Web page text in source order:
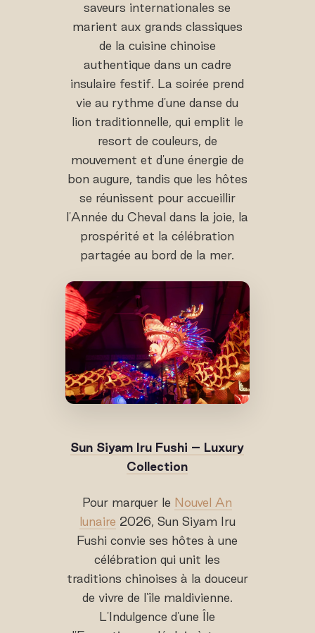
saveurs internationales se
marient aux grands classiques
de la cuisine chinoise
authentique dans un cadre
insulaire festif. La soirée prend
vie au rythme d'une danse du
lion traditionnelle, qui emplit le
resort de couleurs, de
mouvement et d'une énergie de
bon augure, tandis que les hôtes
se réunissent pour accueillir
l'Année du Cheval dans la joie, la
prospérité et la célébration
partagée au bord de la mer.
Sun Siyam Iru Fushi – Luxury
Collection
Pour marquer le Nouvel An
lunaire 2026, Sun Siyam Iru
Fushi convie ses hôtes à une
célébration qui unit les
traditions chinoises à la douceur
de vivre de l'île maldivienne.
L'Indulgence d'une Île